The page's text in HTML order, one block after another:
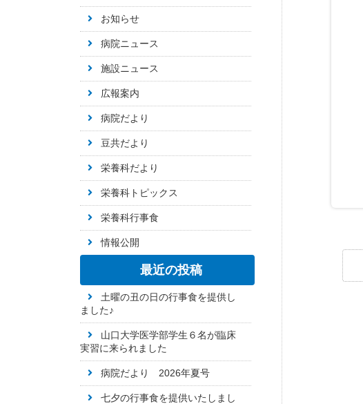
お知らせ
病院ニュース
施設ニュース
広報案内
病院だより
豆共だより
栄養科だより
栄養科トピックス
栄養科行事食
情報公開
最近の投稿
土曜の丑の日の行事食を提供し
ました♪
山口大学医学部学生６名が臨床
実習に来られました
病院だより 2026年夏号
七夕の行事食を提供いたしまし